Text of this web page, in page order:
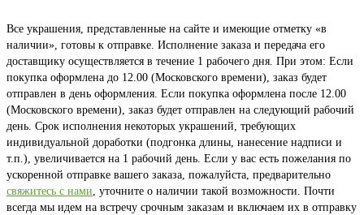
Все украшения, представленные на сайте и имеющие отметку «в
наличии», готовы к отправке. Исполнение заказа и передача его
доставщику осуществляется в течение 1 рабочего дня. При этом: Если
покупка оформлена до 12.00 (Московского времени), заказ будет
отправлен в день оформления. Если покупка оформлена после 12.00
(Московского времени), заказ будет отправлен на следующий рабочий
день. Срок исполнения некоторых украшений, требующих
индивидуальной доработки (подгонка длины, нанесение надписи и
т.п.), увеличивается на 1 рабочий день. Если у вас есть пожелания по
ускоренной отправке вашего заказа, пожалуйста, предварительно
свяжитесь с нами, уточните о наличии такой возможности. Почти
всегда мы идем на встречу срочным заказам и включаем их в отправку